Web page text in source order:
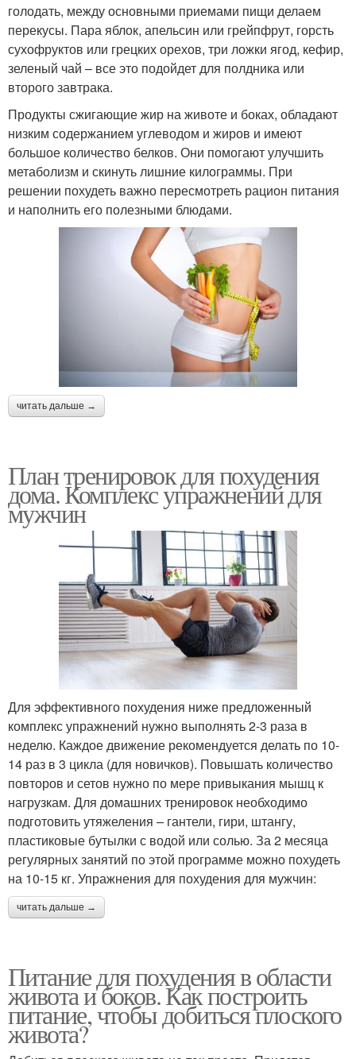
голодать, между основными приемами пищи делаем
перекусы. Пара яблок, апельсин или грейпфрут, горсть
сухофруктов или грецких орехов, три ложки ягод, кефир,
зеленый чай – все это подойдет для полдника или
второго завтрака.
Продукты сжигающие жир на животе и боках, обладают
низким содержанием углеводом и жиров и имеют
большое количество белков. Они помогают улучшить
метаболизм и скинуть лишние килограммы. При
решении похудеть важно пересмотреть рацион питания
и наполнить его полезными блюдами.
читать дальше →
План тренировок для похудения
дома. Комплекс упражнений для
мужчин
Для эффективного похудения ниже предложенный
комплекс упражнений нужно выполнять 2-3 раза в
неделю. Каждое движение рекомендуется делать по 10-
14 раз в 3 цикла (для новичков). Повышать количество
повторов и сетов нужно по мере привыкания мышц к
нагрузкам. Для домашних тренировок необходимо
подготовить утяжеления – гантели, гири, штангу,
пластиковые бутылки с водой или солью. За 2 месяца
регулярных занятий по этой программе можно похудеть
на 10-15 кг. Упражнения для похудения для мужчин:
читать дальше →
Питание для похудения в области
живота и боков. Как построить
питание, чтобы добиться плоского
живота?